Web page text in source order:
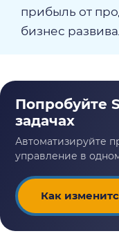
прибыль от
бизнес
Как